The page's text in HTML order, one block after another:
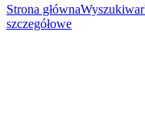
Strona główna
szczegółowe